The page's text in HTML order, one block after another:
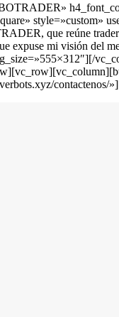
style=»custom»
que reúne
expuse mi visión del
contactenos/